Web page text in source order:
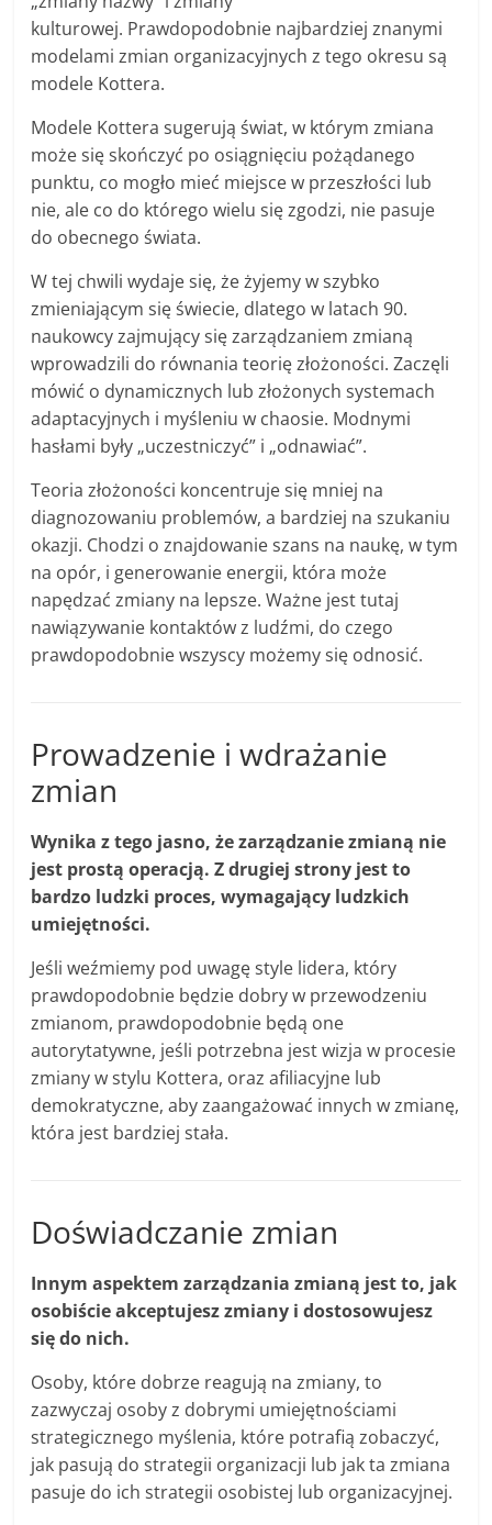
kulturowej. Prawdopodobnie najbardziej znanymi
modelami zmian organizacyjnych z tego okresu są
modele Kottera.
Modele Kottera sugerują świat, w którym zmiana
może się skończyć po osiągnięciu pożądanego
punktu, co mogło mieć miejsce w przeszłości lub
nie, ale co do którego wielu się zgodzi, nie pasuje
do obecnego świata.
W tej chwili wydaje się, że żyjemy w szybko
zmieniającym się świecie, dlatego w latach 90.
naukowcy zajmujący się zarządzaniem zmianą
wprowadzili do równania teorię złożoności. Zaczęli
mówić o dynamicznych lub złożonych systemach
adaptacyjnych i myśleniu w chaosie. Modnymi
hasłami były „uczestniczyć” i „odnawiać”.
Teoria złożoności koncentruje się mniej na
diagnozowaniu problemów, a bardziej na szukaniu
okazji. Chodzi o znajdowanie szans na naukę, w tym
na opór, i generowanie energii, która może
napędzać zmiany na lepsze. Ważne jest tutaj
nawiązywanie kontaktów z ludźmi, do czego
prawdopodobnie wszyscy możemy się odnosić.
Prowadzenie i wdrażanie
zmian
Wynika z tego jasno, że zarządzanie zmianą nie
jest prostą operacją. Z drugiej strony jest to
bardzo ludzki proces, wymagający ludzkich
umiejętności.
Jeśli weźmiemy pod uwagę style lidera, który
prawdopodobnie będzie dobry w przewodzeniu
zmianom, prawdopodobnie będą one
autorytatywne, jeśli potrzebna jest wizja w procesie
zmiany w stylu Kottera, oraz afiliacyjne lub
demokratyczne, aby zaangażować innych w zmianę,
która jest bardziej stała.
Doświadczanie zmian
Innym aspektem zarządzania zmianą jest to, jak
osobiście akceptujesz zmiany i dostosowujesz
się do nich.
Osoby, które dobrze reagują na zmiany, to
zazwyczaj osoby z dobrymi umiejętnościami
strategicznego myślenia, które potrafią zobaczyć,
jak pasują do strategii organizacji lub jak ta zmiana
pasuje do ich strategii osobistej lub organizacyjnej.